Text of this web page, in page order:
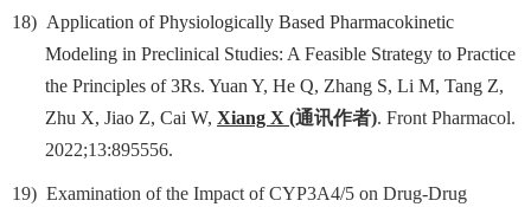
18) Application of Physiologically Based Pharmacokinetic
Modeling in Preclinical Studies: A Feasible Strategy to Practice
the Principles of 3Rs. Yuan Y, He Q, Zhang S, Li M, Tang Z,
Zhu X, Jiao Z, Cai W, Xiang X (通讯作者). Front Pharmacol.
2022;13:895556.
19) Examination of the Impact of CYP3A4/5 on Drug-Drug